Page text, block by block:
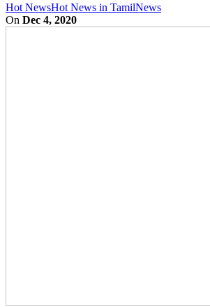
Hot NewsHot News in TamilNews
On Dec 4, 2020